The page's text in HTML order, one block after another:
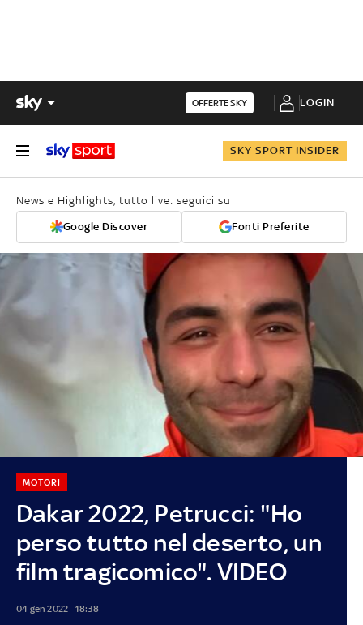
OFFERTE SKY LOGIN
SKY SPORT INSIDER
News e Highlights, tutto live: seguici su
Google Discover Fonti Preferite
Dakar 2022, Petrucci: "Ho
perso tutto nel deserto, un
film tragicomico". VIDEO
MOTORI
04 gen 2022 - 18:38